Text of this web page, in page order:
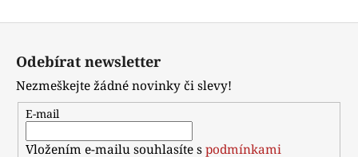
Z
Odebírat newsletter
Nezmeškejte žádné novinky či slevy!
E-mail
Vložením e-mailu souhlasíte spodmínkami